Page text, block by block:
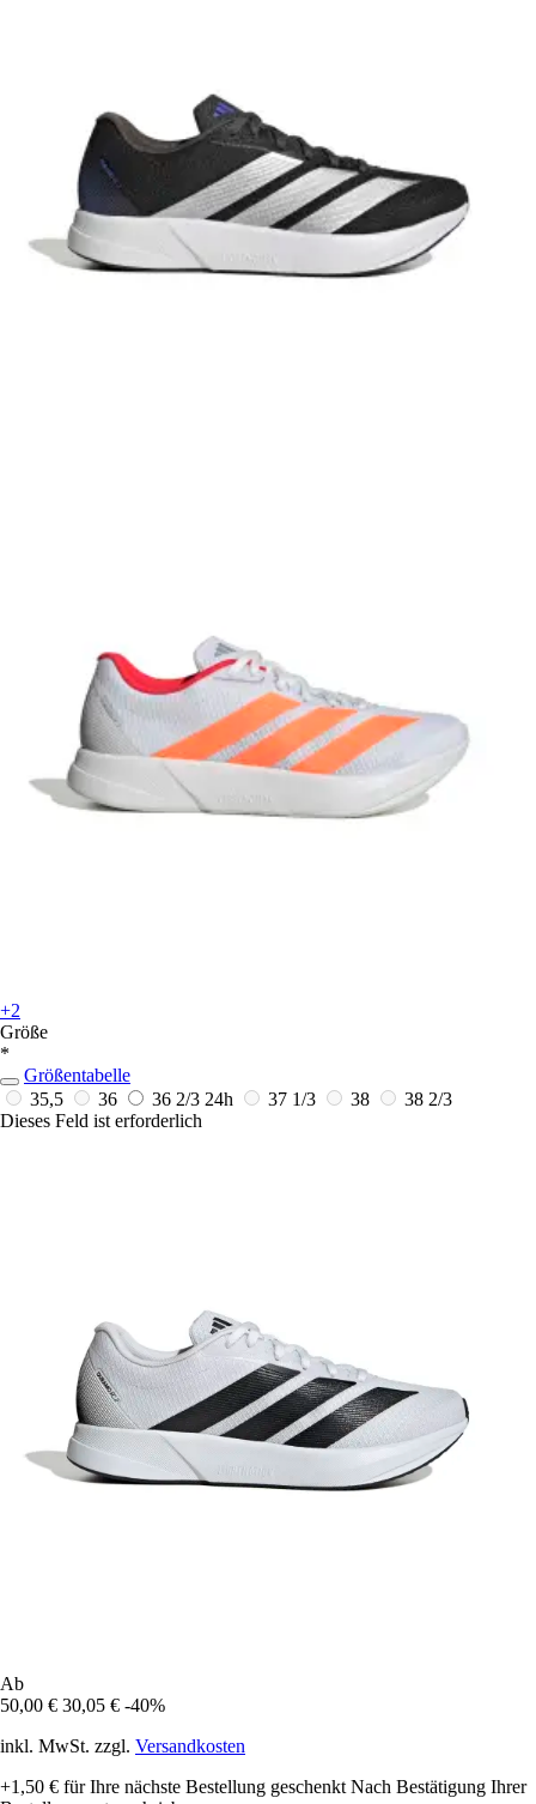
+2
Größe
*
Größentabelle
35,5
36 36 2/3 24h 37 1/3 38
38 2/3
Dieses Feld ist erforderlich
Ab
50,00 € 30,05 € -40%
inkl. MwSt. zzgl. Versandkosten
+1,50 € für Ihre nächste Bestellung geschenkt Nach Bestätigung Ihrer